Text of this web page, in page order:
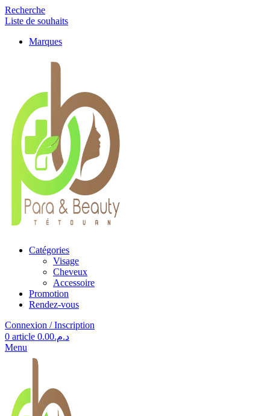
Recherche
Liste de souhaits
Marques
Catégories
Visage
Cheveux
Accessoire
Promotion
Rendez-vous
Connexion / Inscription
0 article د.م.0.00
Menu